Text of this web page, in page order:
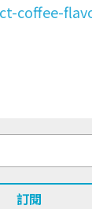
coffee-
訂閱